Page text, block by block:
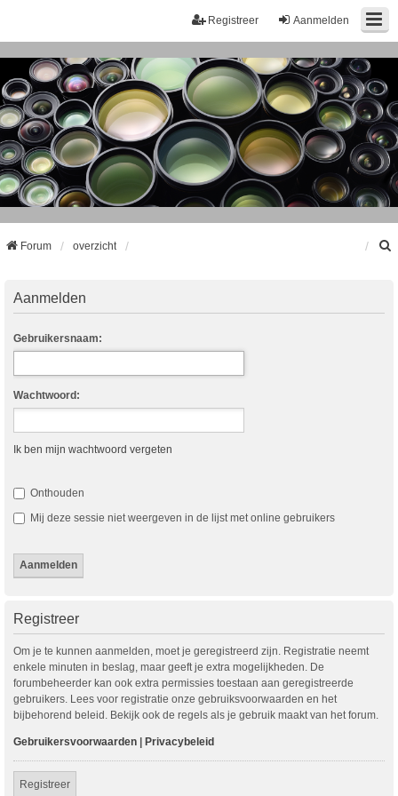
Aanmelden
Registreer
Forum overzicht
Aanmelden
Gebruikersnaam:
Wachtwoord:
Ik ben mijn wachtwoord vergeten
Onthouden
Mij deze sessie niet weergeven in de lijst met online gebruikers
Registreer
Om je te kunnen aanmelden, moet je geregistreerd zijn. Registratie neemt
enkele minuten in beslag, maar geeft je extra mogelijkheden. De
forumbeheerder kan ook extra permissies toestaan aan geregistreerde
gebruikers. Lees voor registratie onze gebruiksvoorwaarden en het
bijbehorend beleid. Bekijk ook de regels als je gebruik maakt van het forum.
Gebruikersvoorwaarden | Privacybeleid
Registreer